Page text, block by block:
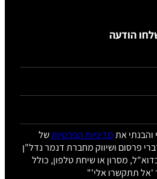
הודעה
אתמדיניות הפרטיותשל
פרסום ושיווק מחברת דנמר נדל"ן
מסרון או שיחת טלפון, כולל
'אל תתקשרו אלי'"